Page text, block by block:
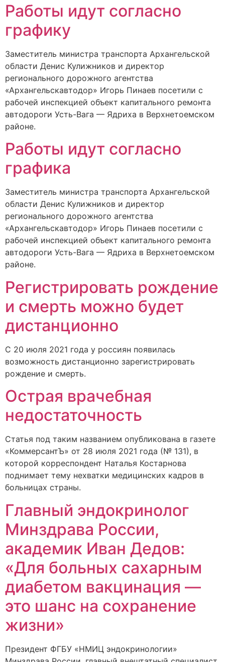
Работы идут согласно
графику
Заместитель министра транспорта Архангельской
области Денис Кулижников и директор
регионального дорожного агентства
«Архангельскавтодор» Игорь Пинаев посетили с
рабочей инспекцией объект капитального ремонта
автодороги Усть-Вага — Ядриха в Верхнетоемском
районе.
Работы идут согласно
графика
Заместитель министра транспорта Архангельской
области Денис Кулижников и директор
регионального дорожного агентства
«Архангельскавтодор» Игорь Пинаев посетили с
рабочей инспекцией объект капитального ремонта
автодороги Усть-Вага — Ядриха в Верхнетоемском
районе.
Регистрировать рождение
и смерть можно будет
дистанционно
С 20 июля 2021 года у россиян появилась
возможность дистанционно зарегистрировать
рождение и смерть.
Острая врачебная
недостаточность
Статья под таким названием опубликована в газете
«КоммерсантЪ» от 28 июля 2021 года (№ 131), в
которой корреспондент Наталья Костарнова
поднимает тему нехватки медицинских кадров в
больницах страны.
Главный эндокринолог
Минздрава России,
академик Иван Дедов:
«Для больных сахарным
диабетом вакцинация —
это шанс на сохранение
жизни»
Президент ФГБУ «НМИЦ эндокринологии»